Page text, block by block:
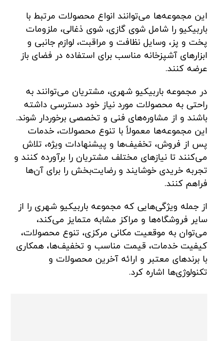
این مجموعه‌ها می‌توانند انواع محصولات مرتبط با
باربیکیو را شامل شوی گازی، شوی ذغالی، ملزومات
پخت و پز، وسایل نظافت و مراقبت، لوازم جانبی و
ابزارهای آشپزخانه مناسب برای استفاده در فضای باز
عرضه کنند.
در مجموعه باربیکیو شهری، مشتریان می‌توانند به
راحتی به محصولات مورد نیاز خود دسترسی داشته
باشند و از مشاوره‌های فنی و تخصصی برخوردار شوند.
این مجموعه‌ها معمولاً با تنوع محصولات، خدمات
پس از فروش، تخفیف‌ها و پیشنهادات ویژه، تلاش
می‌کنند تا نیازهای مختلف مشتریان را برآورده کنند و
تجربه خریدی خوشایند و رضایت‌بخش را برای آن‌ها
فراهم کنند.
از جمله ویژگی‌هایی که مجموعه باربیکیو شهری را از
سایر فروشگاه‌ها و مراکز مشابه متمایز می‌کند،
می‌توان به موقعیت مکانی مرکزی، تنوع محصولات،
کیفیت خدمات، قیمت مناسب و تخفیف‌ها، همکاری
با برندهای معتبر و ارائه آخرین محصولات و
تکنولوژی‌ها اشاره کرد.